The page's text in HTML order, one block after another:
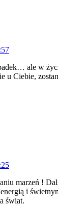
ale w
Ciebie,
marzeń !
i
świat.